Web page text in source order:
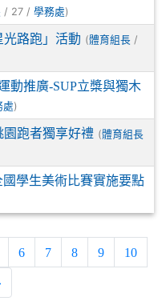
/ 27 / 學務處)
光路跑」活動 (體育組長 /
動推廣-SUP立槳與獨木
處)
園跑者獨享好禮 (體育組長
國學生美術比賽實施要點
6 7 8 9 10